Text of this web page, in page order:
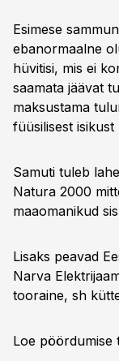
Esimese
ebanormaalne
hüvitisi, mis ei
saamata jäävat
maksustama
füüsilisest isikust
Samuti tuleb
Natura 2000
maaomanikud
Lisaks peavad
Narva
tooraine, sh
Loe pöördumise